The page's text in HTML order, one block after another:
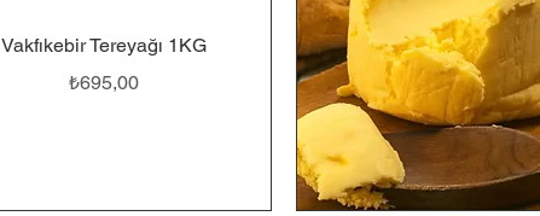
Vakfıkebir Tereyağı 1KG
Fiyat
₺695,00